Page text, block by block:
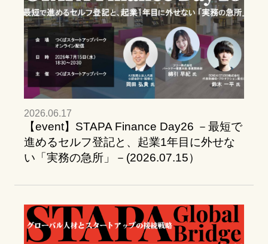
2026.06.17
【event】STAPA Finance Day26 －最短で
進めるセルフ登記と、起業1年目に外せな
い「実務の急所」－(2026.07.15）